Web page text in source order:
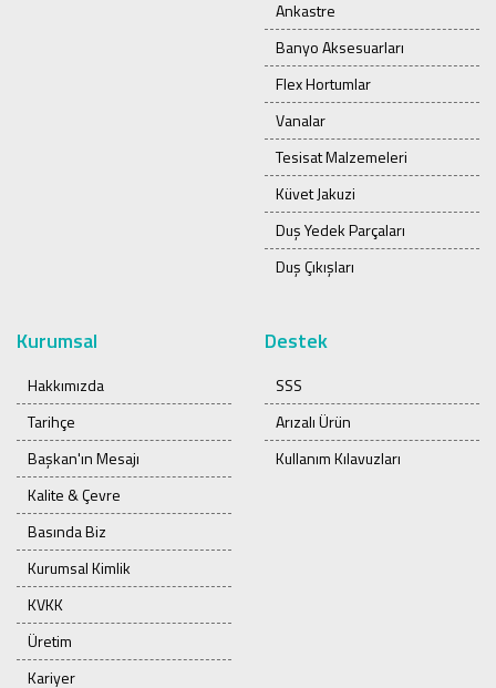
Ankastre
Banyo Aksesuarları
Flex Hortumlar
Vanalar
Tesisat Malzemeleri
Küvet Jakuzi
Duş Yedek Parçaları
Duş Çıkışları
Kurumsal
Hakkımızda
Tarihçe
Başkan'ın Mesajı
Kalite & Çevre
Basında Biz
Kurumsal Kimlik
KVKK
Üretim
Kariyer
Destek
SSS
Arızalı Ürün
Kullanım Kılavuzları